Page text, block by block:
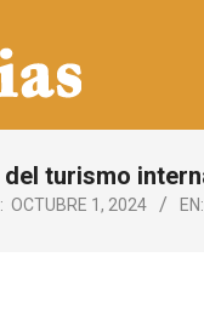
turismo
OCTUBRE 1, 2024 EN: